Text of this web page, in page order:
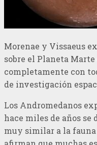
Morenae y Vissaeus
sobre el Planeta
completamente con
de investigación
Los Andromedanos
hace miles de años
muy similar a la